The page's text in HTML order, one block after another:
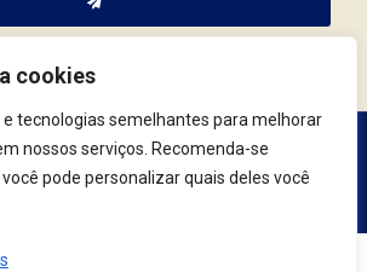
cookies
tecnologias semelhantes para melhorar
nossos serviços. Recomenda-se
pode personalizar quais deles você
da Costa, 2044 | Cep.: 79.004-311 | Campo
| (67) 3382.4801 | (67) 9123.7759